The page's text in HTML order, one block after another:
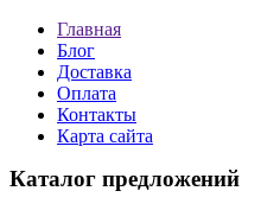
Главная
Блог
Доставка
Оплата
Контакты
Карта сайта
Каталог предложений